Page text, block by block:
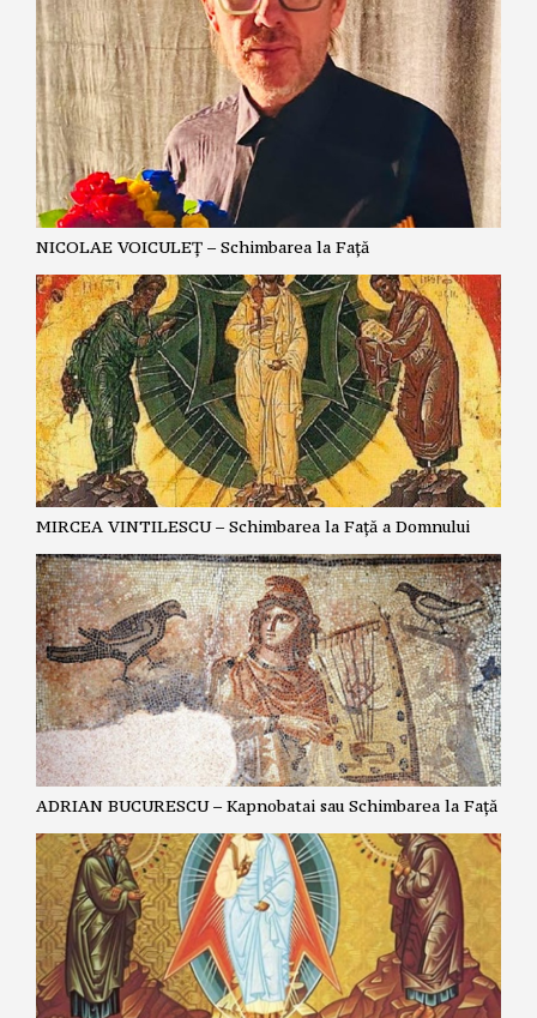
NICOLAE VOICULEȚ – Schimbarea la Față
MIRCEA VINTILESCU – Schimbarea la Față a Domnului
ADRIAN BUCURESCU – Kapnobatai sau Schimbarea la Față